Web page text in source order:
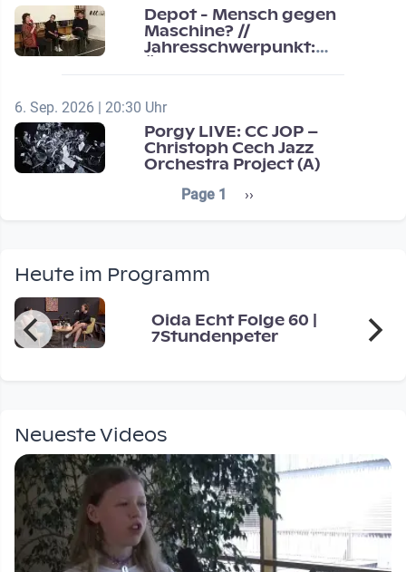
Depot - Mensch gegen
Maschine? //
Jahresschwerpunkt:
6. Sep. 2026 | 20:30 Uhr
Porgy LIVE: CC JOP –
Christoph Cech Jazz
Orchestra Project (A)
Seitennummerierung
Page 1 Next page
››
Heute im Programm
Oida Echt Folge 60 |
7Stundenpeter
Neueste Videos